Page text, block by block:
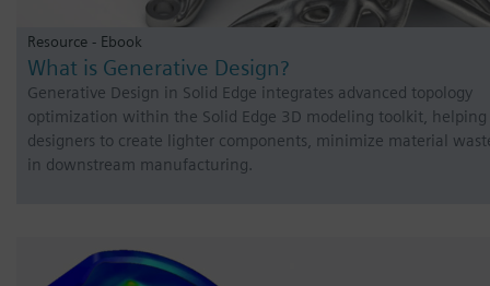
Resource - Ebook
What is Generative Design?
Generative Design in Solid Edge integrates advanced topology
optimization within the Solid Edge 3D modeling toolkit, helping
designers to create lighter components, minimize material
in downstream manufacturing.